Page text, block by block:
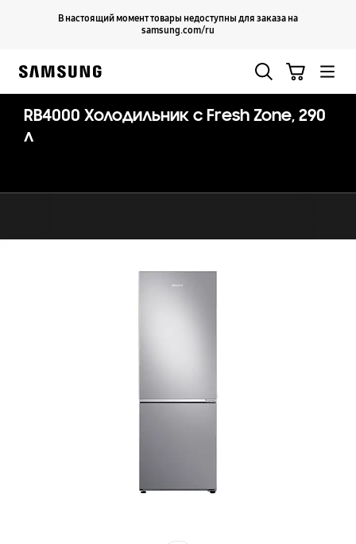
В настоящий момент товары недоступны для заказа на
samsung.com/ru
Продолжить
RB4000 Холодильник c Fresh Zone, 290
л